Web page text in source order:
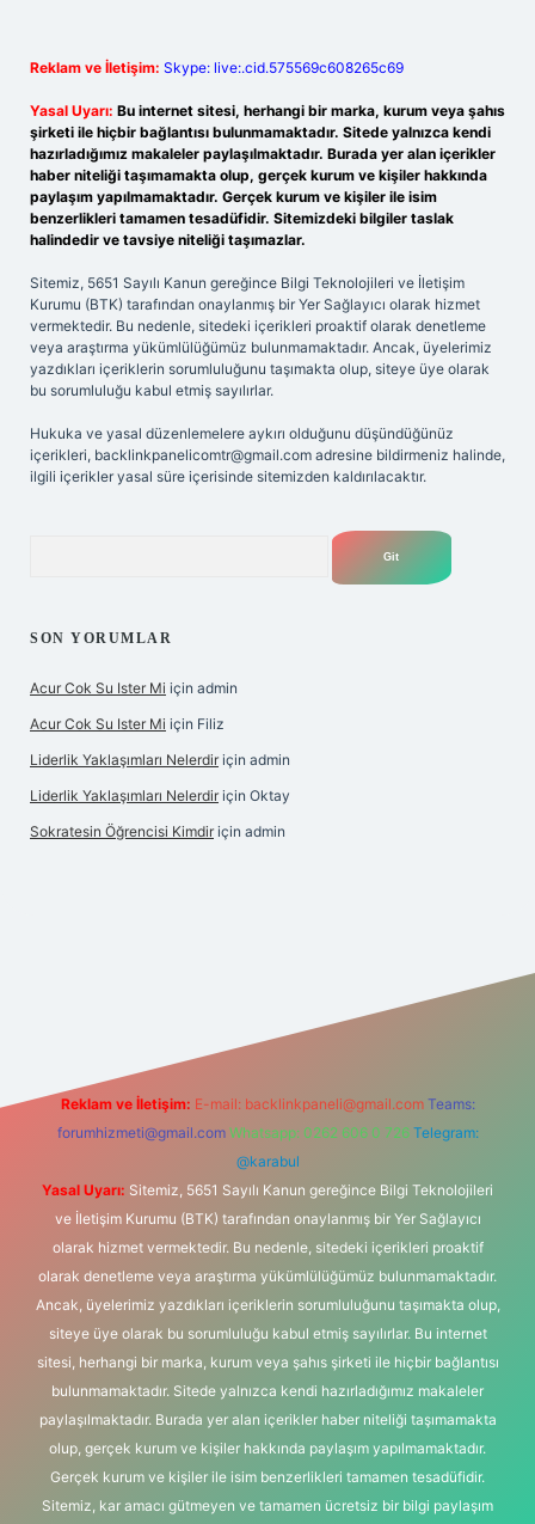
Reklam ve İletişim: Skype: live:.cid.575569c608265c69
Yasal Uyarı: Bu internet sitesi, herhangi bir marka, kurum veya şahıs
şirketi ile hiçbir bağlantısı bulunmamaktadır. Sitede yalnızca kendi
hazırladığımız makaleler paylaşılmaktadır. Burada yer alan içerikler
haber niteliği taşımamakta olup, gerçek kurum ve kişiler hakkında
paylaşım yapılmamaktadır. Gerçek kurum ve kişiler ile isim
benzerlikleri tamamen tesadüfidir. Sitemizdeki bilgiler taslak
halindedir ve tavsiye niteliği taşımazlar.
Sitemiz, 5651 Sayılı Kanun gereğince Bilgi Teknolojileri ve İletişim
Kurumu (BTK) tarafından onaylanmış bir Yer Sağlayıcı olarak hizmet
vermektedir. Bu nedenle, sitedeki içerikleri proaktif olarak denetleme
veya araştırma yükümlülüğümüz bulunmamaktadır. Ancak, üyelerimiz
yazdıkları içeriklerin sorumluluğunu taşımakta olup, siteye üye olarak
bu sorumluluğu kabul etmiş sayılırlar.
Hukuka ve yasal düzenlemelere aykırı olduğunu düşündüğünüz
içerikleri, backlinkpanelicomtr@gmail.com adresine bildirmeniz halinde,
ilgili içerikler yasal süre içerisinde sitemizden kaldırılacaktır.
SON YORUMLAR
Acur Cok Su Ister Mi için admin
Acur Cok Su Ister Mi için Filiz
Liderlik Yaklaşımları Nelerdir için admin
Liderlik Yaklaşımları Nelerdir için Oktay
Sokratesin Öğrencisi Kimdir için admin
Reklam ve İletişim: E-mail: backlinkpaneli@gmail.com Teams:
forumhizmeti@gmail.com Whatsapp: 0262 606 0 726 Telegram:
@karabul
Yasal Uyarı: Sitemiz, 5651 Sayılı Kanun gereğince Bilgi Teknolojileri
ve İletişim Kurumu (BTK) tarafından onaylanmış bir Yer Sağlayıcı
olarak hizmet vermektedir. Bu nedenle, sitedeki içerikleri proaktif
olarak denetleme veya araştırma yükümlülüğümüz bulunmamaktadır.
Ancak, üyelerimiz yazdıkları içeriklerin sorumluluğunu taşımakta olup,
siteye üye olarak bu sorumluluğu kabul etmiş sayılırlar. Bu internet
sitesi, herhangi bir marka, kurum veya şahıs şirketi ile hiçbir bağlantısı
bulunmamaktadır. Sitede yalnızca kendi hazırladığımız makaleler
paylaşılmaktadır. Burada yer alan içerikler haber niteliği taşımamakta
olup, gerçek kurum ve kişiler hakkında paylaşım yapılmamaktadır.
Gerçek kurum ve kişiler ile isim benzerlikleri tamamen tesadüfidir.
Sitemiz, kar amacı gütmeyen ve tamamen ücretsiz bir bilgi paylaşım